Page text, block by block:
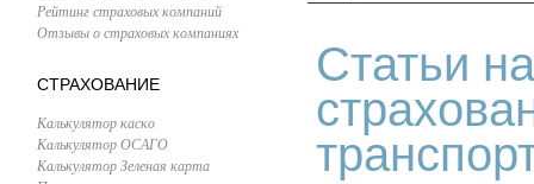
Рейтинг страховых компаний
Отзывы о страховых компаниях
СТРАХОВАНИЕ
Калькулятор каско
Калькулятор ОСАГО
Калькулятор Зеленая карта
Статьи